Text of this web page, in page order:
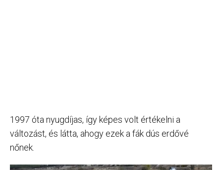
1997 óta nyugdíjas, így képes volt értékelni a
változást, és látta, ahogy ezek a fák dús erdővé
nőnek.